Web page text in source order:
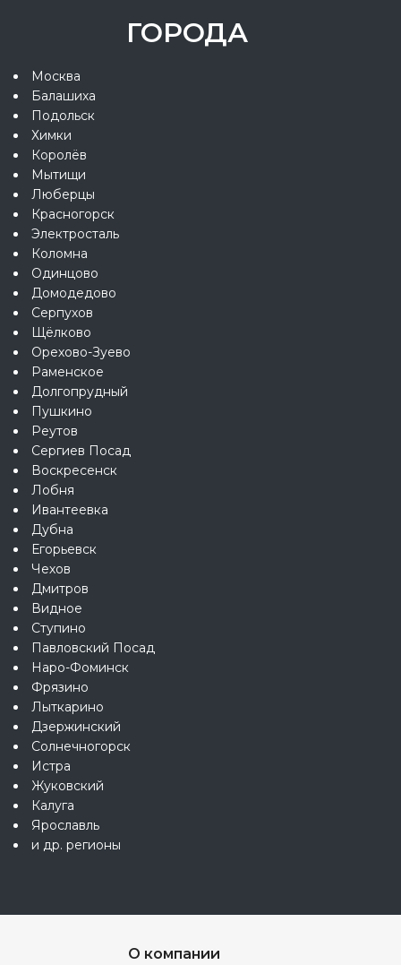
ГОРОДА
Москва
Балашиха
Подольск
Химки
Королёв
Мытищи
Люберцы
Красногорск
Электросталь
Коломна
Одинцово
Домодедово
Серпухов
Щёлково
Орехово-Зуево
Раменское
Долгопрудный
Пушкино
Реутов
Сергиев Посад
Воскресенск
Лобня
Ивантеевка
Дубна
Егорьевск
Чехов
Дмитров
Видное
Ступино
Павловский Посад
Наро-Фоминск
Фрязино
Лыткарино
Дзержинский
Солнечногорск
Истра
Жуковский
Калуга
Ярославль
и др. регионы
О компании